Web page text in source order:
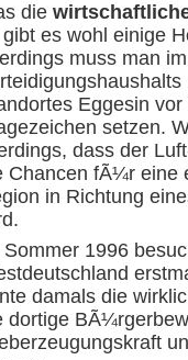
die
es wohl einige
muss man
Eggesin
setzen.
dass der
Chancen fÃ¼r eine
in Richtung
Sommer 1996
damals die
dortige